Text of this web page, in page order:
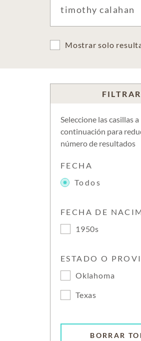
Mostrar solo
FILTRAR
Seleccione las casillas a
continuación para
número de resultados
FECHA
Todos
FECHA DE
1950s
ESTADO O
Oklahoma
Texas
BORRAR